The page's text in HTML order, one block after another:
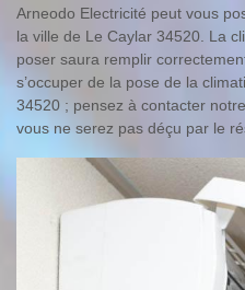
Arneodo Electricité peut vous
la ville de Le Caylar 34520. La
poser saura remplir
s’occuper de la pose de la
34520 ; pensez à contacter
vous ne serez pas déçu par le